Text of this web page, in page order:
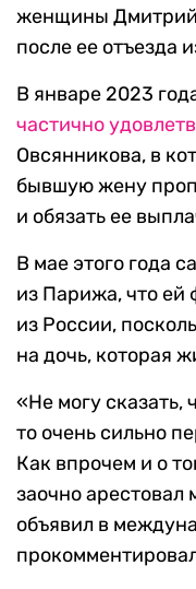
женщины Дмитрий
после ее отъезда
В январе 2023
частично
Овсянникова, в
бывшую жену
и обязать ее
В мае этого года
из Парижа, что ей
из России,
на дочь, которая
«Не могу
то очень сильно
Как впрочем и о
заочно арестовал
объявил в